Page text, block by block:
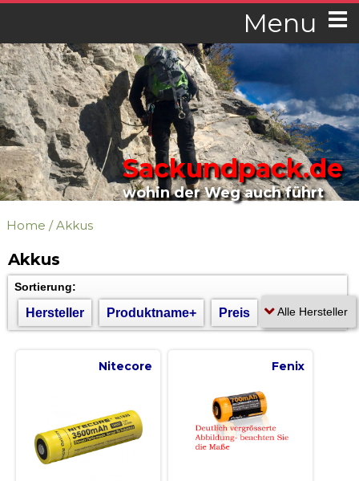
Menu
Sackundpack.de
wohin der Weg auch führt
Home /Akkus
Akkus
Sortierung:
Hersteller Produktname+ Preis
Nitecore Fenix